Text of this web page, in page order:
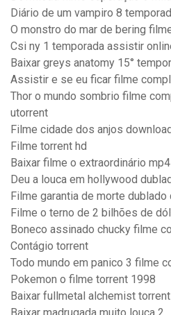
Diário de um vampiro 8
O monstro do mar de bering
Csi ny 1 temporada assistir
Baixar greys anatomy 15°
Assistir e se eu ficar filme
Thor o mundo sombrio filme
utorrent
Filme cidade dos anjos
Filme torrent hd
Baixar filme o extraordinário mp4
Deu a louca em hollywood
Filme garantia de morte dublado
Filme o terno de 2 bilhões de
Boneco assinado chucky filme
Contágio torrent
Todo mundo em panico 3 filme
Pokemon o filme torrent 1998
Baixar fullmetal alchemist torrent